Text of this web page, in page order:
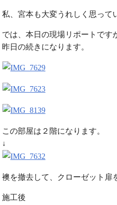
私、宮本も大変うれしく思って
では、本日の現場リポートです
昨日の続きになります。
この部屋は２階になります。
↓
襖を撤去して、クローゼット扉
施工後